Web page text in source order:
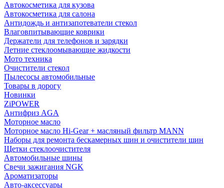
Автокосметика для кузова
Автокосметика для салона
Антидождь и антизапотеватели стекол
Влаговпитывающие коврики
Держатели для телефонов и зарядки
Летние стеклоомывающие жидкости
Мото техника
Очистители стекол
Пылесосы автомобильные
Товары в дорогу
Новинки
ZiPOWER
Антифриз AGA
Моторное масло
Моторное масло Hi-Gear + масляный фильтр MANN
Наборы для ремонта бескамерных шин и очистители шин
Щетки стеклоочистителя
Автомобильные шины
Свечи зажигания NGK
Ароматизаторы
Авто-аксессуары